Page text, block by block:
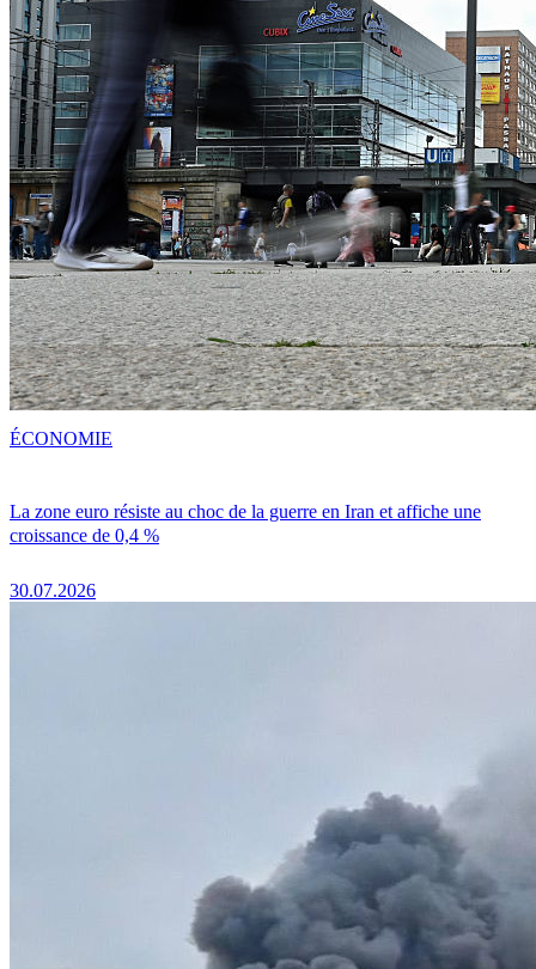
La zone euro résiste au choc de la guerre en Iran et affiche une
croissance de 0,4 %
30.07.2026
ÉCONOMIE